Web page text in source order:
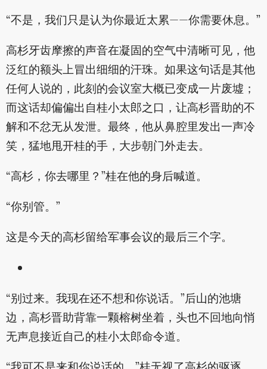
“不是，我们只是认为你最近太累——你需要休息。”
高杉牙齿摩擦的声音在凝固的空气中清晰可见，他
泛红的额头上冒出细细的汗珠。如果这句话是其他
任何人说的，此刻的会议室大概已变成一片废墟；
而这话却偏偏出自桂小太郎之口，让高杉晋助的不
解和不忿无从发泄。最终，他从鼻腔里发出一声冷
笑，猛地甩开桂的手，大步朝门外走去。
“高杉，你去哪里？”桂在他的身后喊道。
“你别管。”
这是今天的高杉留给军事会议的最后三个字。
“别过来。我现在还不想和你说话。”后山的池塘
边，高杉晋助背靠一颗榕树坐着，头也不回地向悄
无声息接近自己的桂小太郎命令道。